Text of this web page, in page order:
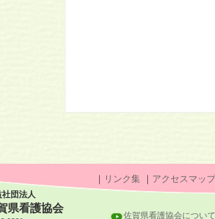
｜ リンク集 ｜ アクセスマップ
社団法人
県看護協会
佐賀県看護協会について